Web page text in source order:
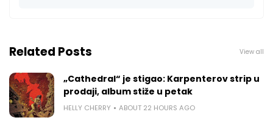
Related Posts View all
„Cathedral“ je stigao: Karpenterov strip u
prodaji, album stiže u petak
HELLY CHERRY ABOUT 22 HOURS AGO